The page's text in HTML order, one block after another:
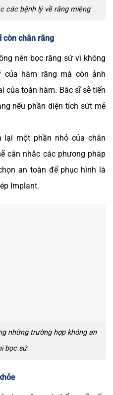
các bệnh lý về răng miệng
còn chân răng
nên bọc răng sứ vì không
hàm răng mà còn ảnh
của toàn hàm. Bác sĩ sẽ tiến
nếu phần diện tích sứt mẻ
lại một phần nhỏ của chân
cân nhắc các phương pháp
an toàn để phục hình là
Implant.
những trường hợp không an
bọc sứ